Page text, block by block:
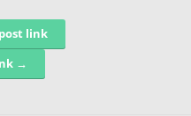
link
→